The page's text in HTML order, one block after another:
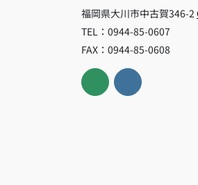
福岡県大川市中古賀346-2
TEL：0944-85-0607
FAX：0944-85-0608